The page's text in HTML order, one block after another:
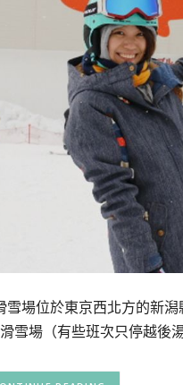
雪場位於東京西北方的新
雪場（有些班次只停越後